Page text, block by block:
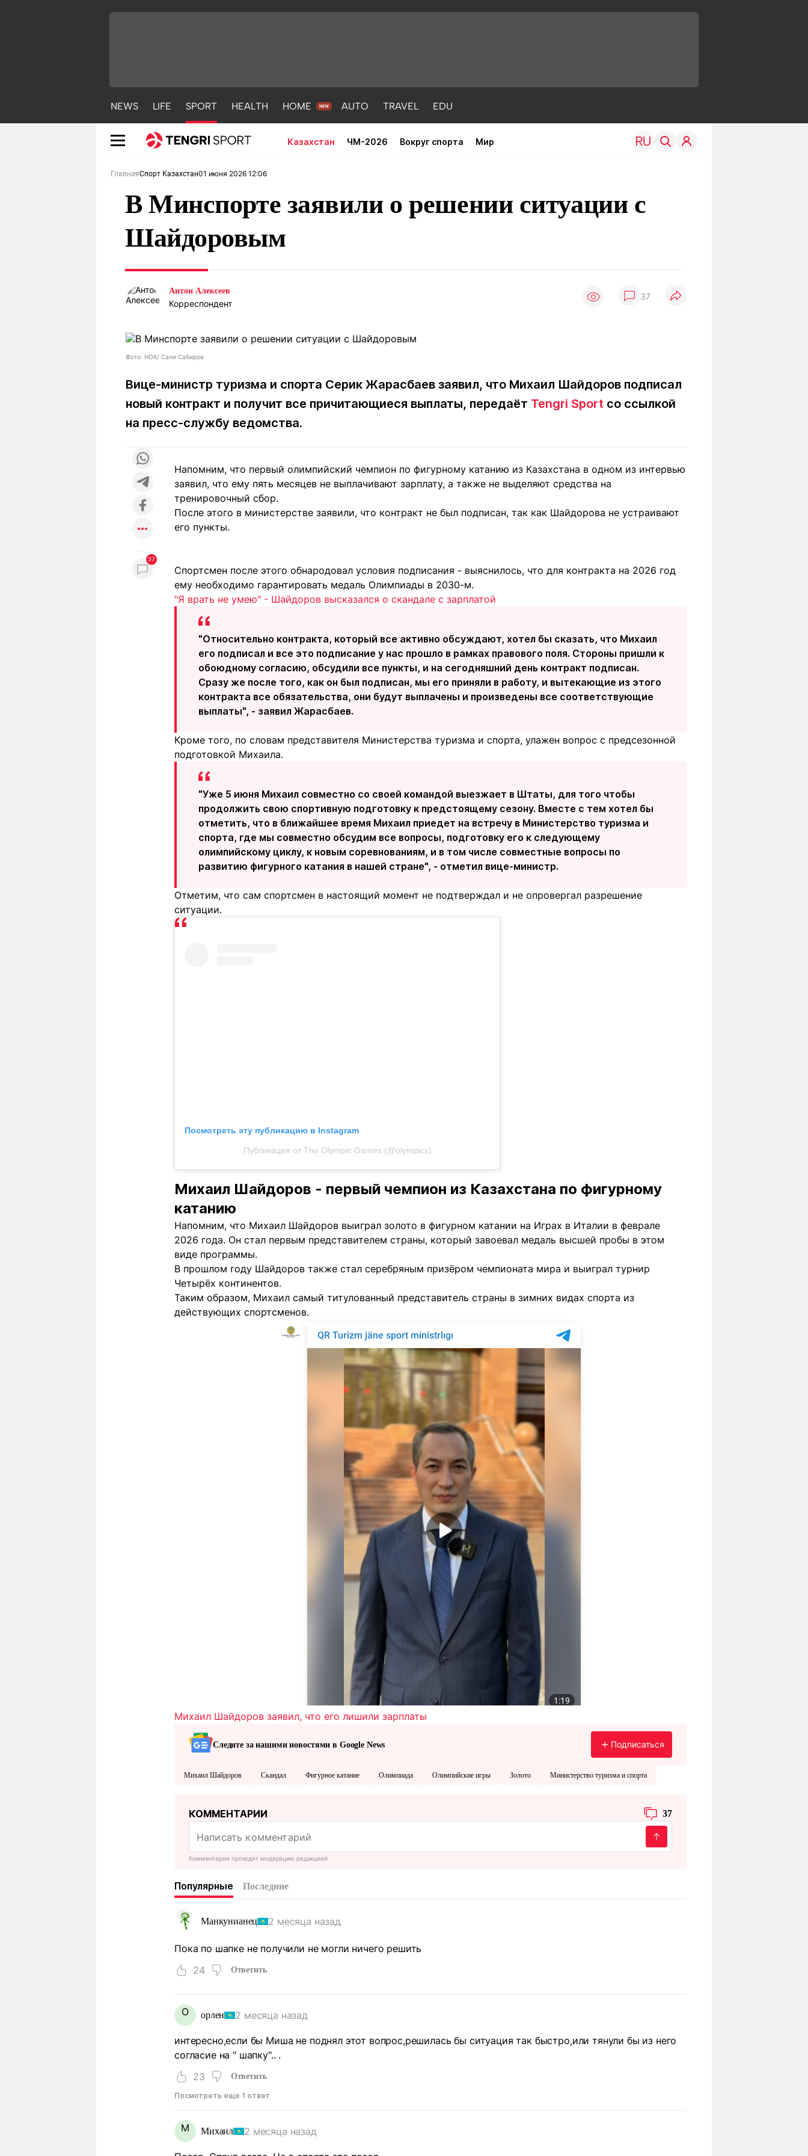
NEWS LIFE SPORT HEALTH HOME AUTO TRAVEL EDU
Казахстан ЧМ-2026 Вокруг спорта Мир
NEWS
Погода
Рейтинги
Путевые
Учебные
О проекте Контакты редакции Вакансии Реклама Пресс-центр Светлая тема
Редакция
+7 (777) 001 44 99 +7 (700) 3 888 188
ГлавнаяСпорт Казахстан01 июня 2026 12:06
В Минспорте заявили о решении ситуации с
Шайдоровым
Антон Алексеев
Корреспондент
37
Фото: НОК/ Сали Сабиров
Вице-министр туризма и спорта Серик Жарасбаев заявил, что Михаил Шайдоров подписал
новый контракт и получит все причитающиеся выплаты, передаёт Tengri Sport со ссылкой
на пресс-службу ведомства.
37
Напомним, что первый олимпийский чемпион по фигурному катанию из Казахстана в одном из интервью
заявил, что ему пять месяцев не выплачивают зарплату, а также не выделяют средства на
тренировочный сбор.
После этого в министерстве заявили, что контракт не был подписан, так как Шайдорова не устраивают
его пункты.
Спортсмен после этого обнародовал условия подписания - выяснилось, что для контракта на 2026 год
ему необходимо гарантировать медаль Олимпиады в 2030-м.
"Я врать не умею" - Шайдоров высказался о скандале с зарплатой
"Относительно контракта, который все активно обсуждают, хотел бы сказать, что Михаил
его подписал и все это подписание у нас прошло в рамках правового поля. Стороны пришли к
обоюдному согласию, обсудили все пункты, и на сегодняшний день контракт подписан.
Сразу же после того, как он был подписан, мы его приняли в работу, и вытекающие из этого
контракта все обязательства, они будут выплачены и произведены все соответствующие
выплаты", - заявил Жарасбаев.
Кроме того, по словам представителя Министерства туризма и спорта, улажен вопрос с предсезонной
подготовкой Михаила.
"Уже 5 июня Михаил совместно со своей командой выезжает в Штаты, для того чтобы
продолжить свою спортивную подготовку к предстоящему сезону. Вместе с тем хотел бы
отметить, что в ближайшее время Михаил приедет на встречу в Министерство туризма и
спорта, где мы совместно обсудим все вопросы, подготовку его к следующему
олимпийскому циклу, к новым соревнованиям, и в том числе совместные вопросы по
развитию фигурного катания в нашей стране", - отметил вице-министр.
Отметим, что сам спортсмен в настоящий момент не подтверждал и не опровергал разрешение
ситуации.
Посмотреть эту публикацию в Instagram
Публикация от The Olympic Games (@olympics)
Михаил Шайдоров - первый чемпион из Казахстана по фигурному
катанию
Напомним, что Михаил Шайдоров выиграл золото в фигурном катании на Играх в Италии в феврале
2026 года. Он стал первым представителем страны, который завоевал медаль высшей пробы в этом
виде программы.
В прошлом году Шайдоров также стал серебряным призёром чемпионата мира и выиграл турнир
Четырёх континентов.
Таким образом, Михаил самый титулованный представитель страны в зимних видах спорта из
действующих спортсменов.
Михаил Шайдоров заявил, что его лишили зарплаты
Следите за нашими новостями в Google News Подписаться
Михаил Шайдоров Скандал Фигурное катание Олимпиада Олимпийские игры Золото Министерство туризма и спорта
КОММЕНТАРИИ 37
Комментарии проходят модерацию редакцией
Популярные Последние
Манкунианец 2 месяца назад
Пока по шапке не получили не могли ничего решить
24
Ответить
О орлен 2 месяца назад
интересно,если бы Миша не поднял этот вопрос,решилась бы ситуация так быстро,или тянули бы из него
согласие на " шапку".. .
23
Ответить
Посмотреть еще 1 ответ
М Михаил 2 месяца назад